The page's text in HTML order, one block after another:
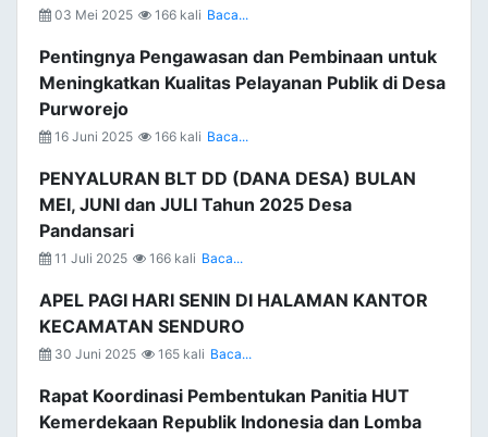
03 Mei 2025 166 kali Baca...
Pentingnya Pengawasan dan Pembinaan untuk
Meningkatkan Kualitas Pelayanan Publik di Desa
Purworejo
16 Juni 2025 166 kali Baca...
PENYALURAN BLT DD (DANA DESA) BULAN
MEI, JUNI dan JULI Tahun 2025 Desa
Pandansari
11 Juli 2025 166 kali Baca...
APEL PAGI HARI SENIN DI HALAMAN KANTOR
KECAMATAN SENDURO
30 Juni 2025 165 kali Baca...
Rapat Koordinasi Pembentukan Panitia HUT
Kemerdekaan Republik Indonesia dan Lomba